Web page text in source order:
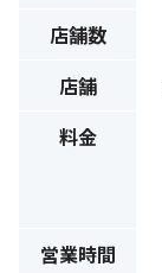
店舗数
店舗
料金
営業時間